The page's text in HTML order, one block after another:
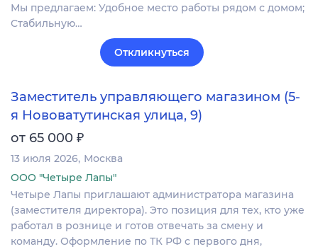
Мы предлагаем: Удобное место работы рядом с домом;
Стабильную…
Откликнуться
Заместитель управляющего магазином (5-
я Нововатутинская улица, 9)
от 65 000 ₽
13 июля 2026 Москва
ООО "Четыре Лапы"
Четыре Лапы приглашают администратора магазина
(заместителя директора). Это позиция для тех, кто уже
работал в рознице и готов отвечать за смену и
команду. Оформление по ТК РФ с первого дня,